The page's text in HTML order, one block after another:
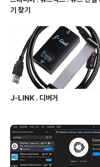
기 찾기
J-LINK . 디버거